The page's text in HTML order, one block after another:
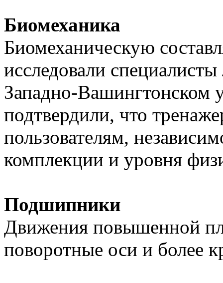
Биомеханика
Биомеханическую
исследовали
Западно-Вашингтонском
подтвердили, что
пользователям,
комплекции и уровня
Подшипники
Движения повышенной
поворотные оси и более